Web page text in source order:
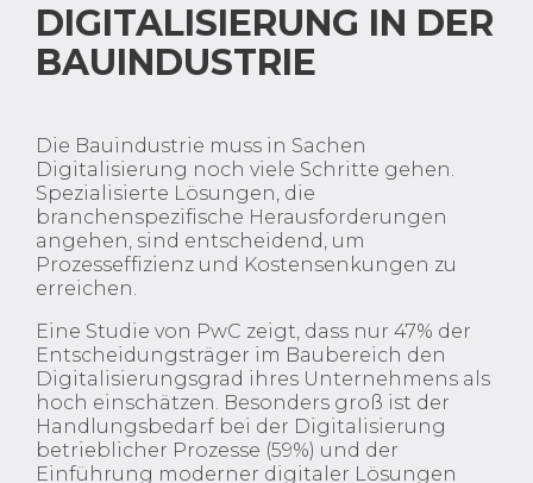
DIGITALISIERUNG IN DER
BAUINDUSTRIE
Die Bauindustrie muss in Sachen
Digitalisierung noch viele Schritte gehen.
Spezialisierte Lösungen, die
branchenspezifische Herausforderungen
angehen, sind entscheidend, um
Prozesseffizienz und Kostensenkungen zu
erreichen.
Eine Studie von PwC zeigt, dass nur 47% der
Entscheidungsträger im Baubereich den
Digitalisierungsgrad ihres Unternehmens als
hoch einschätzen. Besonders groß ist der
Handlungsbedarf bei der Digitalisierung
betrieblicher Prozesse (59%) und der
Einführung moderner digitaler Lösungen